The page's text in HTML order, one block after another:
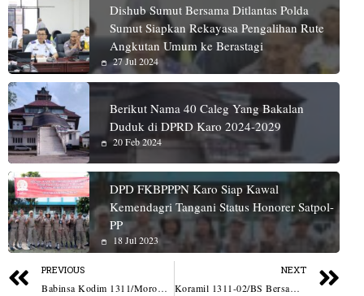
Dishub Sumut Bersama Ditlantas Polda
Sumut Siapkan Rekayasa Pengalihan Rute
Angkutan Umum ke Berastagi
27 Jul 2024
Berikut Nama 40 Caleg Yang Bakalan
Duduk di DPRD Karo 2024-2029
20 Feb 2024
DPD FKBPPPN Karo Siap Kawal
Kemendagri Tangani Status Honorer Satpol-
PP
18 Jul 2023
PREVIOUS
Babinsa Kodim 1311/Morowali Serka Rusidi: Tingkatkan Kerjasama dan Kekompakan Dengan Komsos di Wilayah Kepulauan Desa Masadian
NEXT
Koramil 1311-02/BS Bersama Babinsa dan Masyarakat Mulai Pengukuran Pondasi Pembangunan RTLH di Desa Padabaho